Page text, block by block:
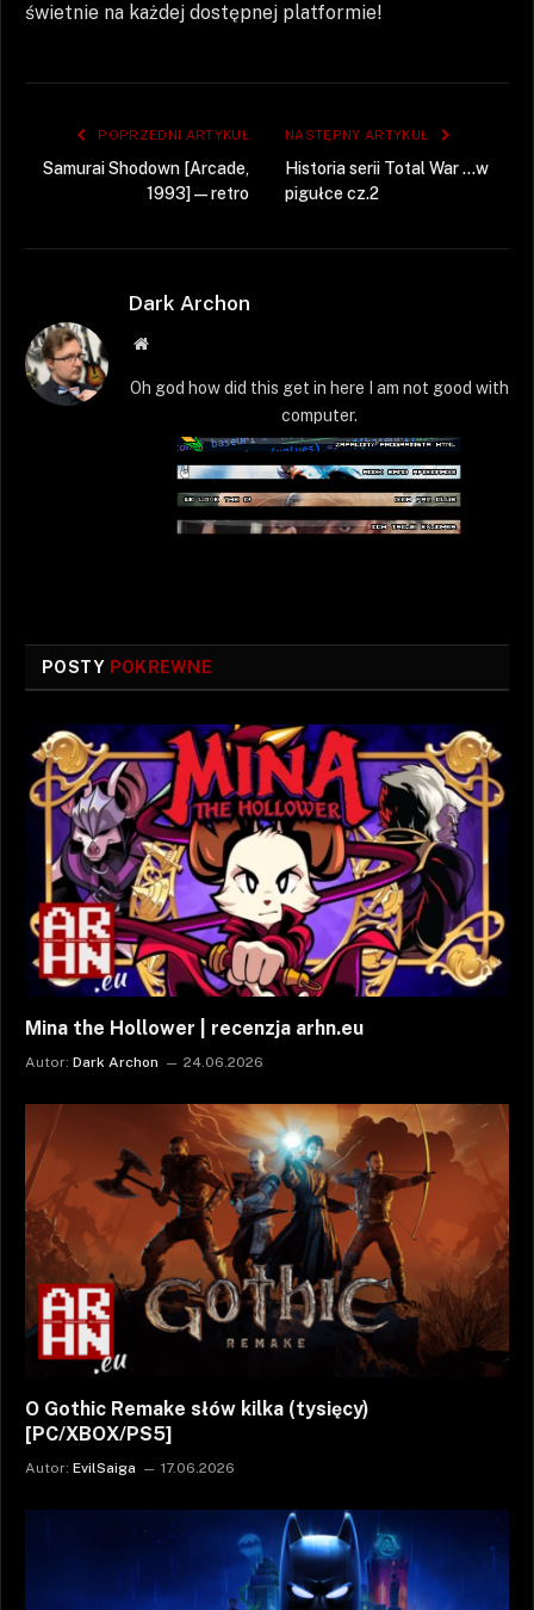
świetnie na każdej dostępnej platformie!
POPRZEDNI ARTYKUŁ
Samurai Shodown [Arcade,
1993] — retro
NASTĘPNY ARTYKUŁ
Historia serii Total War …w
pigułce cz.2
Dark Archon
Strona
Oh god how did this get in here I am not good with
computer.
POSTY POKREWNE
Mina the Hollower | recenzja arhn.eu
Autor: Dark Archon 24.06.2026
O Gothic Remake słów kilka (tysięcy)
[PC/XBOX/PS5]
Autor: EvilSaiga 17.06.2026